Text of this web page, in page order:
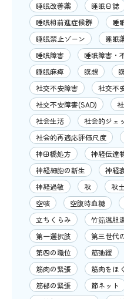
睡眠改善薬
睡眠日誌
睡眠相前進症候群
睡
睡眠禁止ゾーン
睡眠
睡眠障害
睡眠障害・
睡眠麻痺
瞑想
社交不安障害
社交不
社交不安障害(SAD)
社会生活
社会的ジェ
社会的再適応評価尺度
神田橋処方
神経伝達
神経細胞の新生
神経
神経過敏
秋 秋
空咳
空腹時血糖
立ちくらみ
竹筎温胆
第一選択肢
第三世代
第四の職位
筋弛緩
筋肉の緊張
筋肉をほ
筋郁の緊張
節ネット